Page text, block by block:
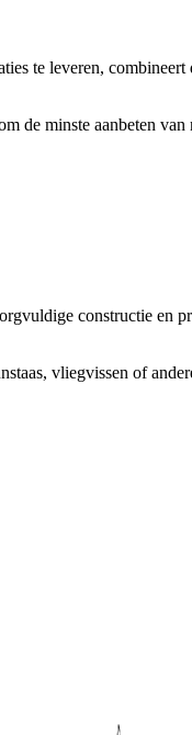
te leveren,
de minste aanbeten
constructie en
vliegvissen of